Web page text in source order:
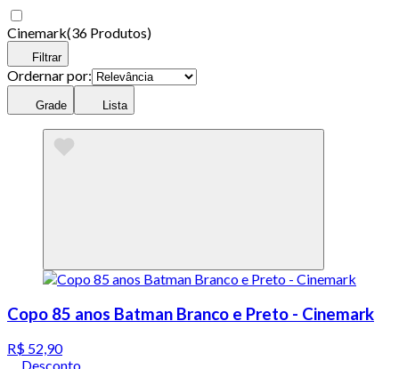
Cinemark(36 Produtos)
Filtrar
Ordernar por:
Grade Lista
Copo 85 anos Batman Branco e Preto - Cinemark
R$ 52,90
Desconto